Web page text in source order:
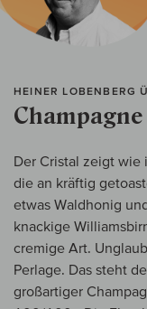
HEINER LOBENBERG
Der Cristal zeigt wie
die an kräftig
etwas Waldhonig
knackige
cremige Art.
Perlage. Das steht
großartiger